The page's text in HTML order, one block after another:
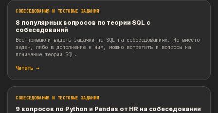
Крупные компании любят давать математические задачки на
собеседованиях.
Читать →
СОБЕСЕДОВАНИЯ И ТЕСТОВЫЕ ЗАДАНИЯ
Популярная продуктовая задача про лифт из
Эту задачу любят задавать на продуктовых собеседованиях
секциях-финалах.